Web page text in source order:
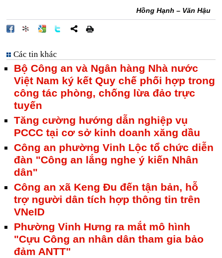
Hồng Hạnh – Văn Hậu
Các tin khác
Bộ Công an và Ngân hàng Nhà nước
Việt Nam ký kết Quy chế phối hợp trong
công tác phòng, chống lừa đảo trực
tuyến
Tăng cường hướng dẫn nghiệp vụ
PCCC tại cơ sở kinh doanh xăng dầu
Công an phường Vinh Lộc tổ chức diễn
đàn "Công an lắng nghe ý kiến Nhân
dân"
Công an xã Keng Đu đến tận bản, hỗ
trợ người dân tích hợp thông tin trên
VNeID
Phường Vinh Hưng ra mắt mô hình
"Cựu Công an nhân dân tham gia bảo
đảm ANTT"